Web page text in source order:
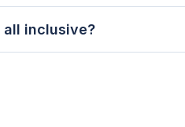
all inclusive?